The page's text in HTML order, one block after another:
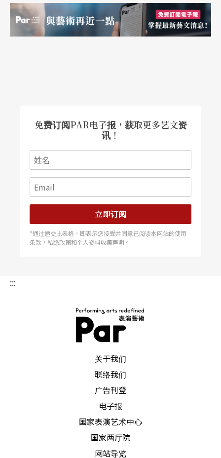
「政治正确」与「政治不正确」间的流动关系与准
则，始终是政治讽刺创作的未竟之业；而《绝不付
当时的先声到了此时，观众接收到的是时代寓言，
还是被取悦的娱乐挂帅？最后，真正却步的到底是
时代，还是观演两端的群众，就成为无解的共业。
汪俊彦：〈溺于现实的控诉与救赎《花吃
花》〉，表演艺术评论台。
免费订阅PAR电子报，获取更多艺文资
讯！
立即订阅
*通过递交此表格，即表示您接受并同意已阅读本网站的使用
条款，私隐政策和个人资料收集声明。
:::
关于我们
联络我们
广告刊登
电子报
国家表演艺术中心
国家两厅院
网站导览